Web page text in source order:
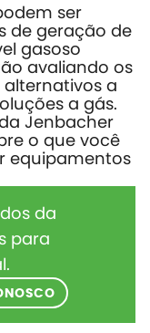
ser
de geração de
gasoso
avaliando os
a
a gás.
Jenbacher
o que você
equipamentos
da
para